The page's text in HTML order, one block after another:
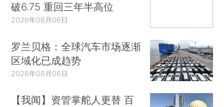
破6.75 重回三年半高位
2026年08月06日
罗兰贝格：全球汽车市场逐渐
区域化已成趋势
2026年08月06日
【我闻】资管掌舵人更替 百